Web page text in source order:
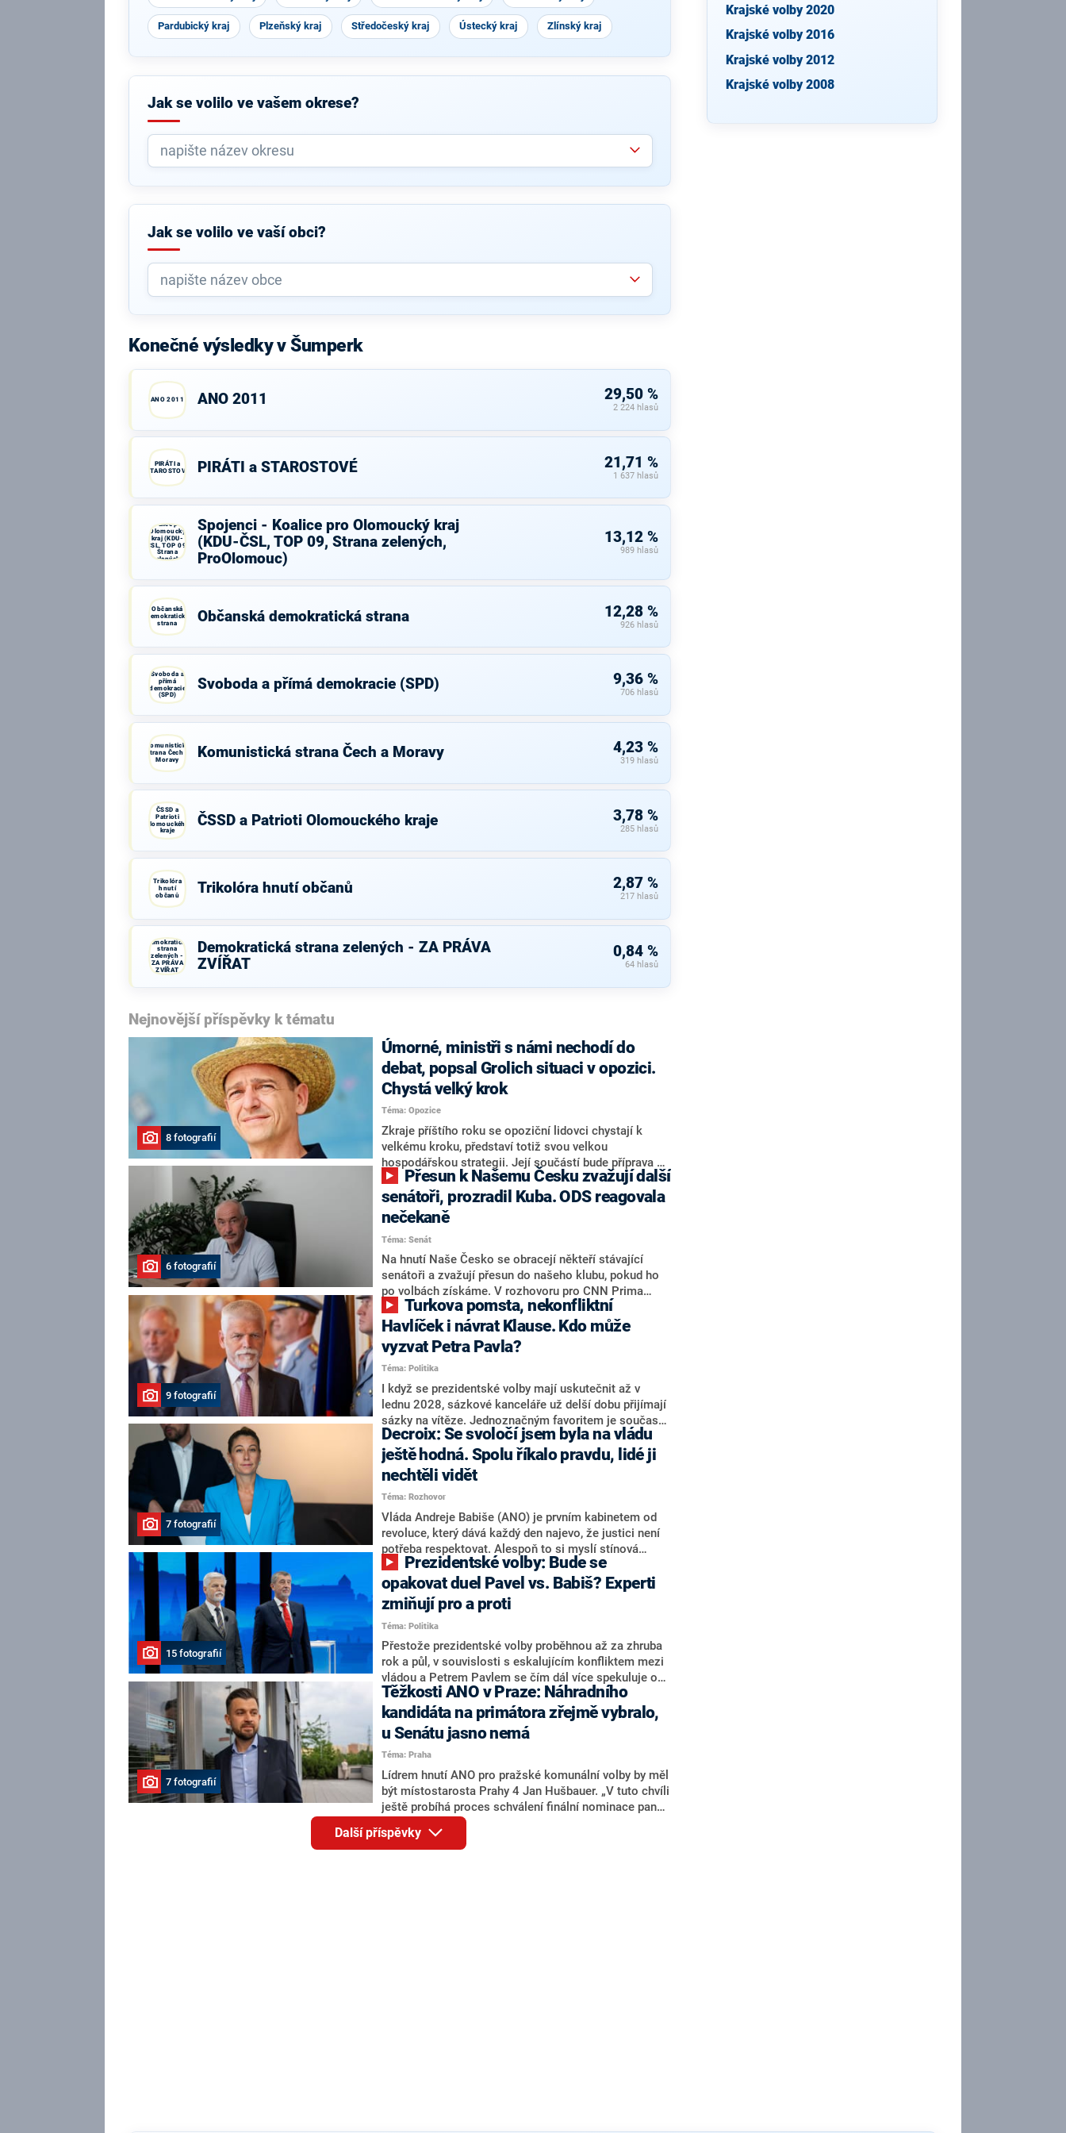
Pardubický kraj Plzeňský kraj Středočeský kraj Ústecký kraj Zlínský kraj
Jak se volilo ve vašem okrese?
Jak se volilo ve vaší obci?
Konečné výsledky v Šumperk
ANO 2011 ANO 2011 29,50 %
2 224 hlasů
PIRÁTI a
STAROSTOVÉ
PIRÁTI a STAROSTOVÉ 21,71 %
1 637 hlasů
Koalice pro
Olomoucký
kraj (KDU-
ČSL, TOP 09,
Strana
zelených,
Spojenci - Koalice pro Olomoucký kraj
(KDU-ČSL, TOP 09, Strana zelených,
ProOlomouc)
13,12 %
989 hlasů
Občanská
demokratická
strana
Občanská demokratická strana 12,28 %
926 hlasů
Svoboda a
přímá
demokracie
(SPD)
Svoboda a přímá demokracie (SPD) 9,36 %
706 hlasů
Komunistická
strana Čech a
Moravy
Komunistická strana Čech a Moravy 4,23 %
319 hlasů
ČSSD a
Patrioti
Olomouckého
kraje
ČSSD a Patrioti Olomouckého kraje 3,78 %
285 hlasů
Trikolóra
hnutí
občanů
Trikolóra hnutí občanů 2,87 %
217 hlasů
Demokratická
strana
zelených -
ZA PRÁVA
ZVÍŘAT
Demokratická strana zelených - ZA PRÁVA
ZVÍŘAT
0,84 %
64 hlasů
Nejnovější příspěvky k tématu
8 fotografií
Úmorné, ministři s námi nechodí do
debat, popsal Grolich situaci v opozici.
Chystá velký krok
Téma: Opozice
Zkraje příštího roku se opoziční lidovci chystají k
velkému kroku, představí totiž svou velkou
hospodářskou strategii. Její součástí bude příprava na
stárnutí populace, řekl ve středu na setkání s novináři
nový předseda lidovců Jan Grolich. Ten zároveň v
senátních volbách kandiduje ve Vyškově. Popsal i
aktivitu opozice, o níž vládní strany nebo političtí
komentátoři mluví jako o slabé a v defenzivě. „Je to
úmorná práce upozorňovat na chyby vlády. Ministři s
námi navíc nechodí do debat. Chceme ale ukazovat
svoje témata,“ odpověděl Grolich na dotaz CNN Prima
NEWS.
6 fotografií
senátoři, prozradil Kuba. ODS reagovala
nečekaně
Téma: Senát
Na hnutí Naše Česko se obracejí někteří stávající
senátoři a zvažují přesun do našeho klubu, pokud ho
po volbách získáme. V rozhovoru pro CNN Prima
NEWS to řekl zakladatel hnutí a jihočeský hejtman
Martin Kuba. Konkrétní nebyl, ale získat by takto mohl
například senátora Zdeňka Hrabu, který je dnes
součástí klubu ODS a TOP 09. Hraba to na dotaz
redakce nevyloučil. Předseda klubu senátorů ODS
Zdeněk Nytra redakci řekl, že počítá s odchodem
některých senátorů z klubu a že Naše Česko není
nepřítel, ale soupeř.
9 fotografií
Havlíček i návrat Klause. Kdo může
vyzvat Petra Pavla?
Téma: Politika
I když se prezidentské volby mají uskutečnit až v
lednu 2028, sázkové kanceláře už delší dobu přijímají
sázky na vítěze. Jednoznačným favoritem je současná
hlava státu Petr Pavel. Daleko za ním pak bookmakeři
zmiňují dva výrazné politiky ANO, tedy premiéra
Andreje Babiše a ministra průmyslu Karla Havlíčka.
Oblíbeným tipem samotných sázkařů je poslanec za
Motoristy Filip Turek. Politolog Jan Kubáček nicméně
o případné kandidatuře kohokoliv ze zmíněné trojice
značně pochybuje. Podle něj současná koalice dosud
nemá osobu, která by Pavlovi mohla konkurovat.
7 fotografií
Decroix: Se svoločí jsem byla na vládu
ještě hodná. Spolu říkalo pravdu, lidé ji
nechtěli vidět
Téma: Rozhovor
Vláda Andreje Babiše (ANO) je prvním kabinetem od
revoluce, který dává každý den najevo, že justici není
potřeba respektovat. Alespoň to si myslí stínová
ministryně spravedlnosti ODS Eva Decroix. V
rozhovoru pro CNN Prima NEWS si nebrala servítky
ohledně politického výkonu svého nástupce Jeronýma
Tejce (za ANO) či vládní zmocněnkyně pro lidská
práva Taťány Malé (ANO). Označením „svoloč“ na
adresu vlády prý byla ještě hodná. Decroix se také
vrátila k volební porážce koalice Spolu či promluvila o
hnutí Naše Česko Martina Kuby.
15 fotografií
opakovat duel Pavel vs. Babiš? Experti
zmiňují pro a proti
Téma: Politika
Přestože prezidentské volby proběhnou až za zhruba
rok a půl, v souvislosti s eskalujícím konfliktem mezi
vládou a Petrem Pavlem se čím dál více spekuluje o
tom, koho by do bitvy o Hrad mohla vyslat současná
koalice. Někteří političtí komentátoři znovu vytahují
jméno premiéra Andreje Babiše (ANO). Jak moc je
pravděpodobné, že se v prezidentských volbách 2028
bude znovu opakovat souboj z roku 2023?
7 fotografií
Těžkosti ANO v Praze: Náhradního
kandidáta na primátora zřejmě vybralo,
u Senátu jasno nemá
Téma: Praha
Lídrem hnutí ANO pro pražské komunální volby by měl
být místostarosta Prahy 4 Jan Hušbauer. „V tuto chvíli
ještě probíhá proces schválení finální nominace pana
Jana Hušbauera Výborem hnutí ANO,“ uvedl pro
redakci místopředseda pražského ANO Martin
Benkovič. O Hušbauerovi se spekulovalo jako o
Další příspěvky
Krajské volby 2020
Krajské volby 2016
Krajské volby 2012
Krajské volby 2008